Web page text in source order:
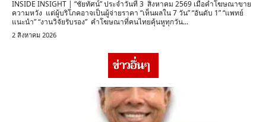
INSIDE INSIGHT | “ชัยทัศน์” ประจำวันที่ 3 สิงหาคม 2569 เมื่อคำโฆษณาขาย
ความหวัง แต่ผู้บริโภคอาจเป็นผู้จ่ายราคา “เห็นผลใน 7 วัน” “อันดับ 1” “แพทย์
แนะนำ” “งานวิจัยรับรอง” คำโฆษณาที่คนไทยคุ้นหูทุกวัน...
2 สิงหาคม 2026
ข่าวอื่นๆ